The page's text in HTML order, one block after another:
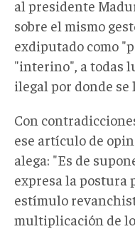
al presidente
sobre el mismo
exdiputado como
"interino", a todas
ilegal por donde se
Con
ese artículo de
alega: "Es de
expresa la postura
estímulo
multiplicación de